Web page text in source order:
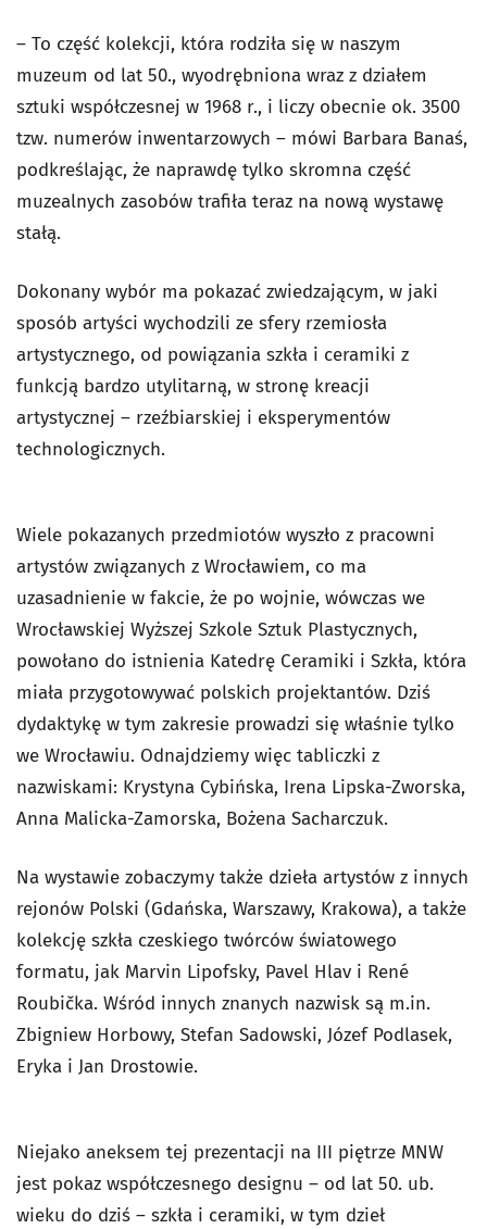
– To część kolekcji, która rodziła się w naszym
muzeum od lat 50., wyodrębniona wraz z działem
sztuki współczesnej w 1968 r., i liczy obecnie ok. 3500
tzw. numerów inwentarzowych – mówi Barbara Banaś,
podkreślając, że naprawdę tylko skromna część
muzealnych zasobów trafiła teraz na nową wystawę
stałą.
Dokonany wybór ma pokazać zwiedzającym, w jaki
sposób artyści wychodzili ze sfery rzemiosła
artystycznego, od powiązania szkła i ceramiki z
funkcją bardzo utylitarną, w stronę kreacji
artystycznej – rzeźbiarskiej i eksperymentów
technologicznych.
Wiele pokazanych przedmiotów wyszło z pracowni
artystów związanych z Wrocławiem, co ma
uzasadnienie w fakcie, że po wojnie, wówczas we
Wrocławskiej Wyższej Szkole Sztuk Plastycznych,
powołano do istnienia Katedrę Ceramiki i Szkła, która
miała przygotowywać polskich projektantów. Dziś
dydaktykę w tym zakresie prowadzi się właśnie tylko
we Wrocławiu. Odnajdziemy więc tabliczki z
nazwiskami: Krystyna Cybińska, Irena Lipska-Zworska,
Anna Malicka-Zamorska, Bożena Sacharczuk.
Na wystawie zobaczymy także dzieła artystów z innych
rejonów Polski (Gdańska, Warszawy, Krakowa), a także
kolekcję szkła czeskiego twórców światowego
formatu, jak Marvin Lipofsky, Pavel Hlav i René
Roubička. Wśród innych znanych nazwisk są m.in.
Zbigniew Horbowy, Stefan Sadowski, Józef Podlasek,
Eryka i Jan Drostowie.
Niejako aneksem tej prezentacji na III piętrze MNW
jest pokaz współczesnego designu – od lat 50. ub.
wieku do dziś – szkła i ceramiki, w tym dzieł